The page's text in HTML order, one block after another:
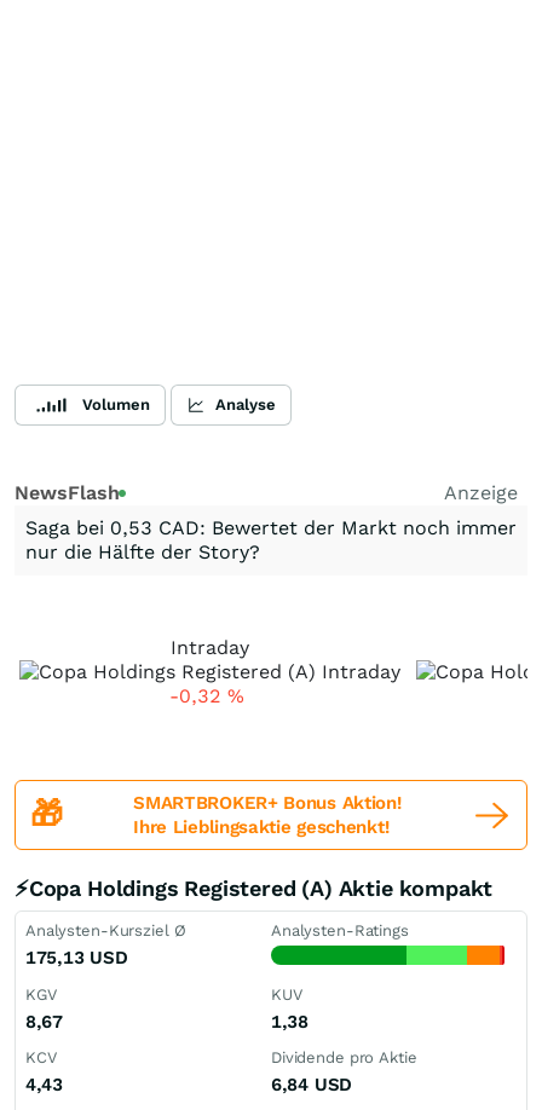
Volumen Analyse
NewsFlash
Anzeige
Saga bei 0,53 CAD: Bewertet der Markt noch immer
nur die Hälfte der Story?
Intraday
-0,32 %
🎁
SMARTBROKER+ Bonus Aktion!
Ihre Lieblingsaktie geschenkt!
⚡Copa Holdings Registered (A) Aktie kompakt
Analysten-Kursziel Ø
175,13 USD
Analysten-Ratings
KGV
8,67
KUV
1,38
KCV
4,43
Dividende pro Aktie
6,84 USD